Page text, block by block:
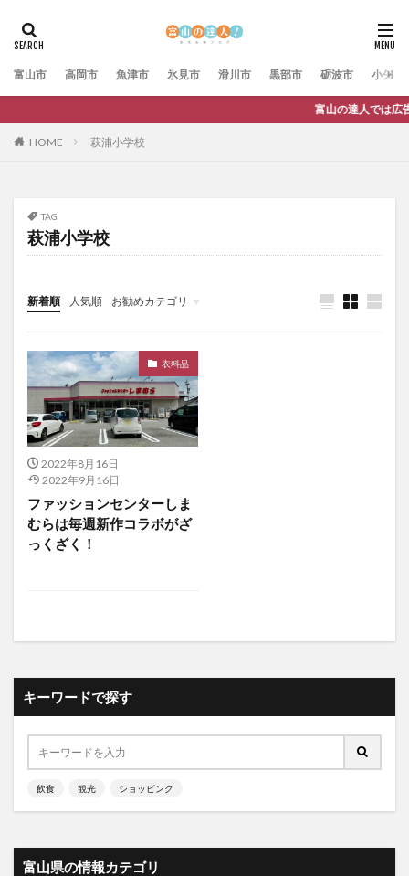
富山市 高岡市 魚津市 氷見市 滑川市 黒部市 砺波市 小矢部
富山の達人では広告主様を随時募集してい
HOME 萩浦小学校
TAG
萩浦小学校
新着順 人気順 お勧めカテゴリ
未分類
衣料品
2022年8月16日
2022年9月16日
ファッションセンターしま
むらは毎週新作コラボがざ
っくざく！
キーワードで探す
飲食 観光 ショッピング
富山県の情報カテゴリ